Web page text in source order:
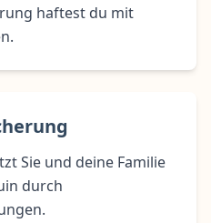
haftest du mit
Sie und deine Familie
durch